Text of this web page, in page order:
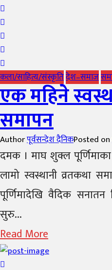
कला/साहित्य/संस्कृतिदेश–समाज
एक महिने
समापन
Authorपूर्वसन्देश दैनिकPosted on
दमक । माघ शुक्ल
लामो स्वस्थानी व्रतकथा
पूर्णिमादेखि वैदिक सनातन
सुरु...
Read More